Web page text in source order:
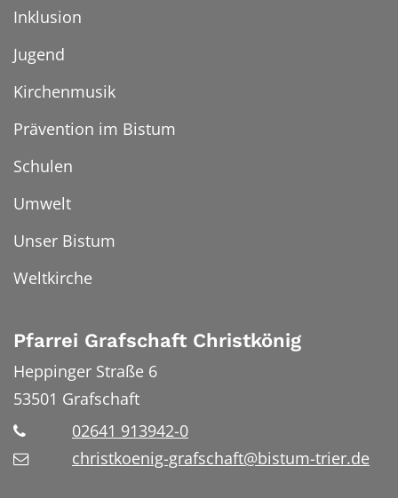
Inklusion
Jugend
Kirchenmusik
Prävention im Bistum
Schulen
Umwelt
Unser Bistum
Weltkirche
Pfarrei Grafschaft Christkönig
Heppinger Straße 6
53501 Grafschaft
02641 913942-0
christkoenig-grafschaft@bistum-trier.de